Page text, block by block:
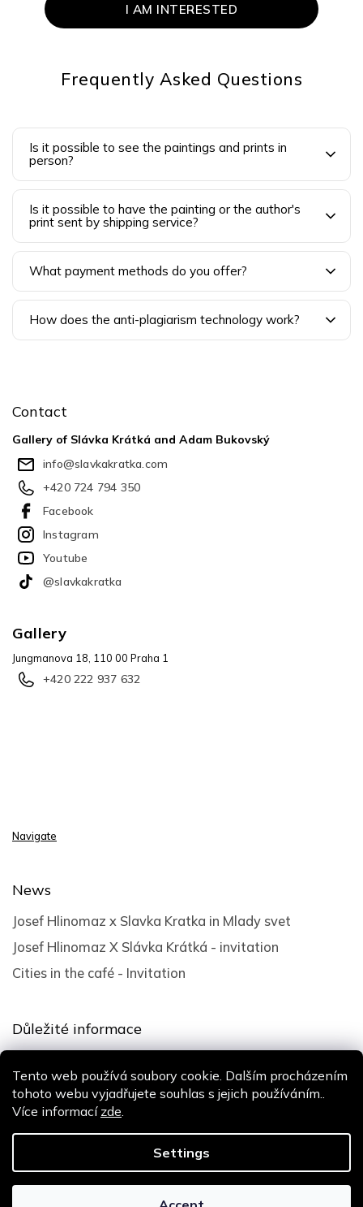
Tento web používá soubory cookie. Dalším procházením
tohoto webu vyjadřujete souhlas s jejich používáním..
Více informací zde.
Settings
Frequently Asked Questions
Is it possible to see the paintings and prints in
person?
Is it possible to have the painting or the author's
print sent by shipping service?
What payment methods do you offer?
How does the anti-plagiarism technology work?
I AM INTERESTED
Contact
Gallery of Slávka Krátká and Adam Bukovský
info@slavkakratka.com
+420 724 794 350
Facebook
Instagram
Youtube
@slavkakratka
Gallery
Jungmanova 18, 110 00 Praha 1
+420 222 937 632
Navigate
News
Josef Hlinomaz x Slavka Kratka in Mlady svet
Josef Hlinomaz X Slávka Krátká - invitation
Cities in the café - Invitation
Důležité informace
Privacy policy
Copyright 2026Slávka Krátká. All rights reserved.
Shoptak.cz| Platforma